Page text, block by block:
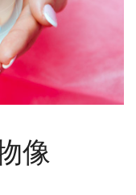
像